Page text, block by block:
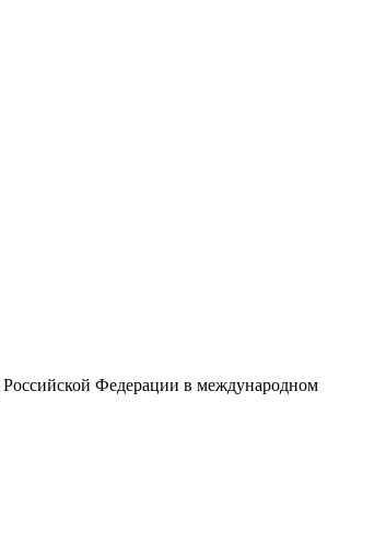
Российской Федерации в международном